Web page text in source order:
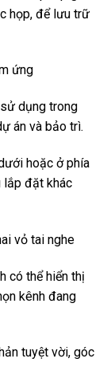
họp, để lưu trữ
ứng
dụng trong
án và bảo trì.
hoặc ở phía
lắp đặt khác
vỏ tai nghe
có thể hiển thị
kênh đang
tuyệt vời, góc